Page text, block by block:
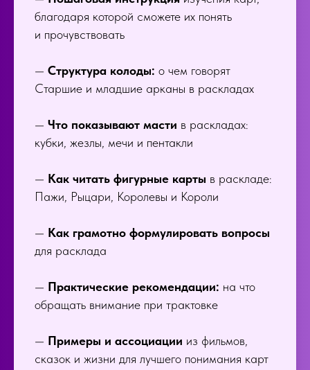
благодаря которой сможете их понять
и прочувствовать
— Структура колоды: о чем говорят
Старшие и младшие арканы в раскладах
— Что показывают масти в раскладах:
кубки, жезлы, мечи и пентакли
— Как читать фигурные карты в раскладе:
Пажи, Рыцари, Королевы и Короли
— Как грамотно формулировать вопросы
для расклада
— Практические рекомендации: на что
обращать внимание при трактовке
— Примеры и ассоциации из фильмов,
сказок и жизни для лучшего понимания карт